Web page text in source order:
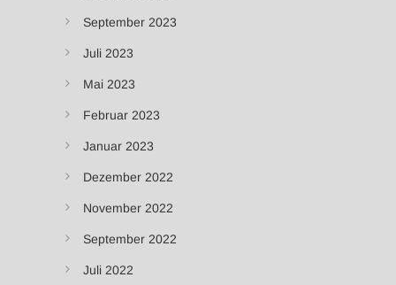
September 2023
Juli 2023
Mai 2023
Februar 2023
Januar 2023
Dezember 2022
November 2022
September 2022
Juli 2022